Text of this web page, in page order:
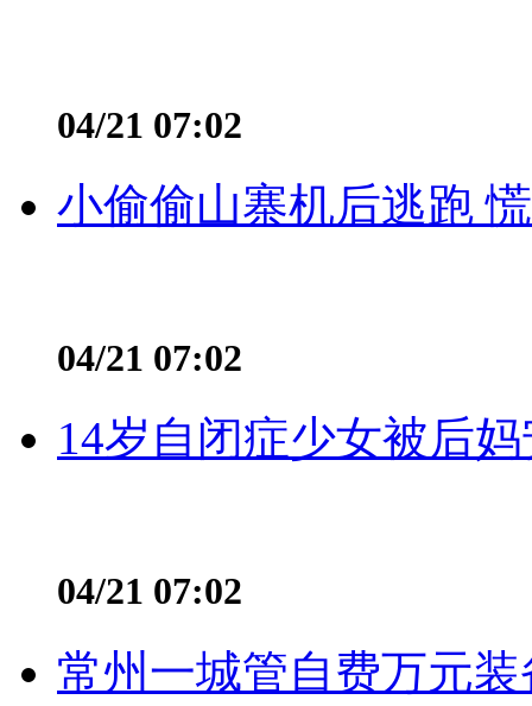
04/21 07:02
小偷偷山寨机后逃跑
04/21 07:02
14岁自闭症少女被后
04/21 07:02
常州一城管自费万元